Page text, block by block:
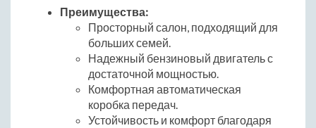
Преимущества:
Просторный салон, подходящий для
больших семей.
Надежный бензиновый двигатель с
достаточной мощностью.
Комфортная автоматическая
коробка передач.
Устойчивость и комфорт благодаря